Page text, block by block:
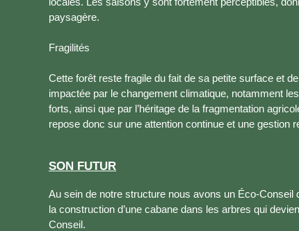
paysagère.
Fragilités
Cette forêt reste fragile du fait de sa petite surface et
impactée par le changement climatique, notamment
forts, ainsi que par l’héritage de la fragmentation
repose donc sur une attention continue et une gestion
SON FUTUR
Au sein de notre structure nous avons un Éco-Conseil
la construction d’une cabane dans les arbres qui
Conseil.